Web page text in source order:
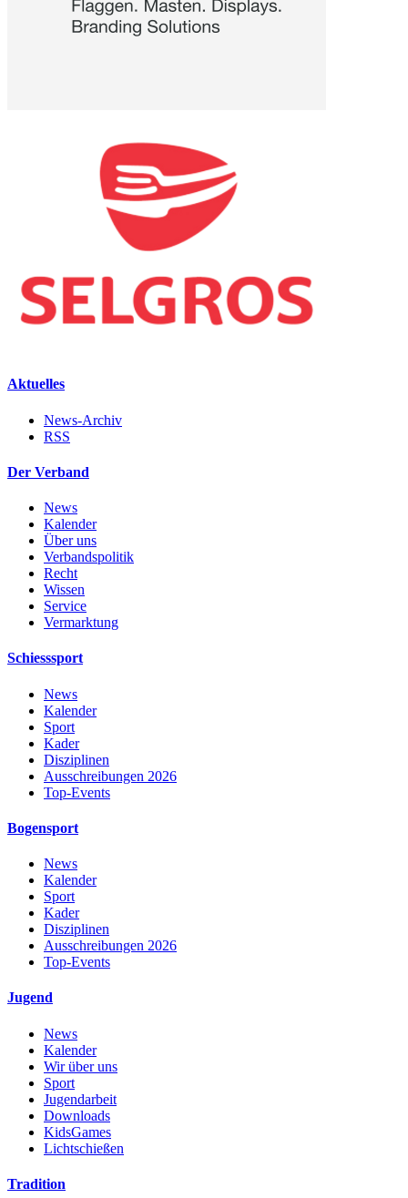
Aktuelles
News-Archiv
RSS
Der Verband
News
Kalender
Über uns
Verbandspolitik
Recht
Wissen
Service
Vermarktung
Schiesssport
News
Kalender
Sport
Kader
Disziplinen
Ausschreibungen 2026
Top-Events
Bogensport
News
Kalender
Sport
Kader
Disziplinen
Ausschreibungen 2026
Top-Events
Jugend
News
Kalender
Wir über uns
Sport
Jugendarbeit
Downloads
KidsGames
Lichtschießen
Tradition